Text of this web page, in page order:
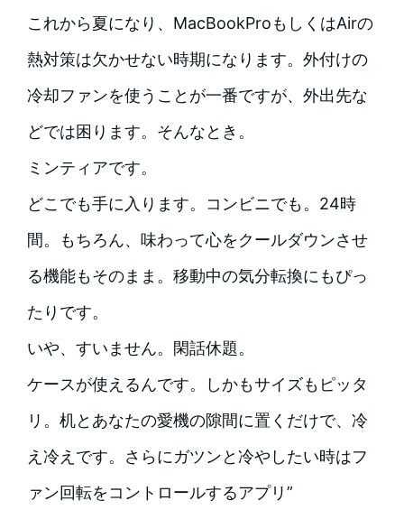
これから夏になり、MacBookProもしくはAirの
熱対策は欠かせない時期になります。外付けの
冷却ファンを使うことが一番ですが、外出先な
どでは困ります。そんなとき。
ミンティアです。
どこでも手に入ります。コンビニでも。24時
間。もちろん、味わって心をクールダウンさせ
る機能もそのまま。移動中の気分転換にもぴっ
たりです。
いや、すいません。閑話休題。
ケースが使えるんです。しかもサイズもピッタ
リ。机とあなたの愛機の隙間に置くだけで、冷
え冷えです。さらにガツンと冷やしたい時はフ
ァン回転をコントロールするアプリ”